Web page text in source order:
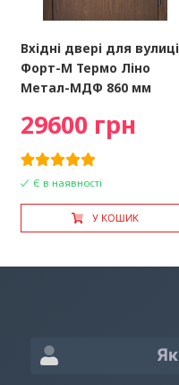
Вхідні двері для вулиці
Форт-М Термо Ліно
Метал-МДФ 860 мм
29600 грн
Є в наявності
У КОШИК